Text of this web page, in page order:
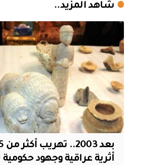
شاهد المزيد..
أثرية عراقية وجهود حكومية